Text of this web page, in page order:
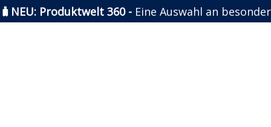
🧳NEU: Produktwelt 360 - Eine Auswahl an